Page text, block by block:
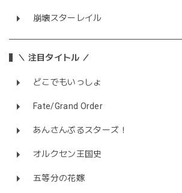
崩壊スターレイル
＼ 注目タイトル ／
どこでもいっしょ
Fate/Grand Order
あんさんぶるスターズ！
オルクセン王国史
五等分の花嫁